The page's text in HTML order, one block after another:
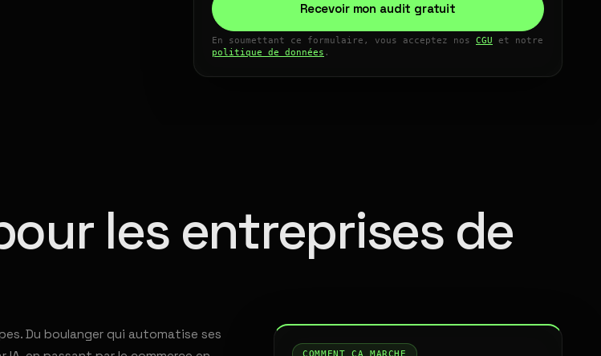
Recevoir mon audit gratuit
En soumettant ce formulaire, vous acceptez nos CGU et notre
politique de données .
les entreprises de
Du boulanger qui automatise ses
COMMENT ÇA MARCHE